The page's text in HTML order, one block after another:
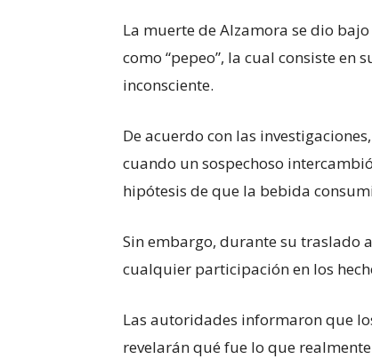
La muerte de Alzamora se dio
como “pepeo”, la cual consiste
inconsciente.
De acuerdo con las
cuando un sospechoso
hipótesis de que la bebida
Sin embargo, durante su traslado
cualquier participación en los
Las autoridades informaron que
revelarán qué fue lo que